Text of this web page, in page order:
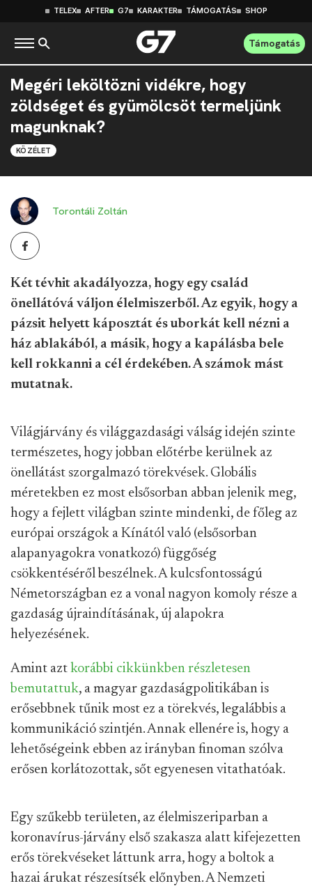
TELEX AFTER G7 KARAKTER TÁMOGATÁS SHOP
Támogatás
Megéri leköltözni vidékre, hogy
zöldséget és gyümölcsöt termeljünk
magunknak?
KÖZÉLET
Torontáli Zoltán
Két tévhit akadályozza, hogy egy család
önellátóvá váljon élelmiszerből. Az egyik, hogy a
pázsit helyett káposztát és uborkát kell nézni a
ház ablakából, a másik, hogy a kapálásba bele
kell rokkanni a cél érdekében. A számok mást
mutatnak.
Világjárvány és világgazdasági válság idején szinte
természetes, hogy jobban előtérbe kerülnek az
önellátást szorgalmazó törekvések. Globális
méretekben ez most elsősorban abban jelenik meg,
hogy a fejlett világban szinte mindenki, de főleg az
európai országok a Kínától való (elsősorban
alapanyagokra vonatkozó) függőség
csökkentéséről beszélnek. A kulcsfontosságú
Németországban ez a vonal nagyon komoly része a
gazdaság újraindításának, új alapokra
helyezésének.
Amint azt korábbi cikkünkben részletesen
bemutattuk, a magyar gazdaságpolitikában is
erősebbnek tűnik most ez a törekvés, legalábbis a
kommunikáció szintjén. Annak ellenére is, hogy a
lehetőségeink ebben az irányban finoman szólva
erősen korlátozottak, sőt egyenesen vitathatóak.
Egy szűkebb területen, az élelmiszeriparban a
koronavírus-járvány első szakasza alatt kifejezetten
erős törekvéseket láttunk arra, hogy a boltok a
hazai árukat részesítsék előnyben. A Nemzeti